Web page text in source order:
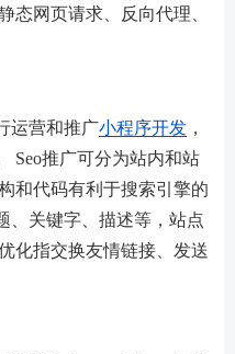
态网页请求、反向代理、
运营和推广小程序开发 ，
Seo推广可分为站内和站
和代码有利于搜索引擎的
、关键字、描述等，站点
化指交换友情链接、发送